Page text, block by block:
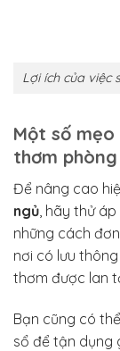
Lợi ích của việc
Một số
thơm
Để nâng cao
ngủ , hãy thử
những cách
nơi có lưu
thơm được lan
Bạn cũng có
sổ để tận dụng